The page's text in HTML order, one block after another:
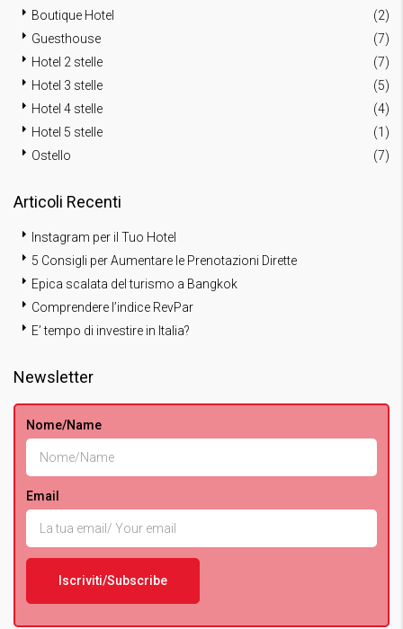
Boutique Hotel
(2)
Guesthouse
(7)
Hotel 2 stelle
(7)
Hotel 3 stelle
(5)
Hotel 4 stelle
(4)
Hotel 5 stelle
(1)
Ostello
(7)
Articoli Recenti
Instagram per il Tuo Hotel
5 Consigli per Aumentare le Prenotazioni Dirette
Epica scalata del turismo a Bangkok
Comprendere l’indice RevPar
E’ tempo di investire in Italia?
Newsletter
Nome/Name
Email